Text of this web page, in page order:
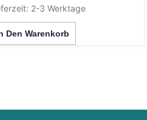
2-3 Werktage
Den Warenkorb